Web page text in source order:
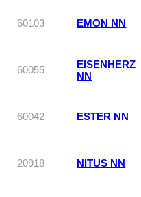
60103 EMON NN
60055
EISENHERZ
NN
60042 ESTER NN
20918 NITUS NN